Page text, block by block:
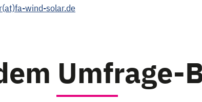
wind-solar.de
Umfrage-